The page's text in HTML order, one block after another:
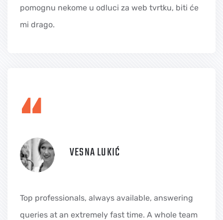
pomognu nekome u odluci za web tvrtku, biti će
mi drago.
“ VESNA LUKIĆ
Top professionals, always available, answering
queries at an extremely fast time. A whole team